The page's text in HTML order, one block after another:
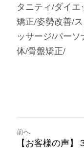
タニティ/ダイ
矯正/姿勢改善/
ッサージ/パー
体/骨盤矯正/
前へ
【お客様の声】